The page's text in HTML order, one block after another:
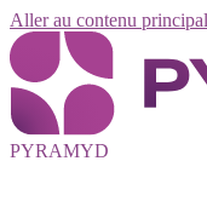
Aller au contenu principal
PYRAMYD